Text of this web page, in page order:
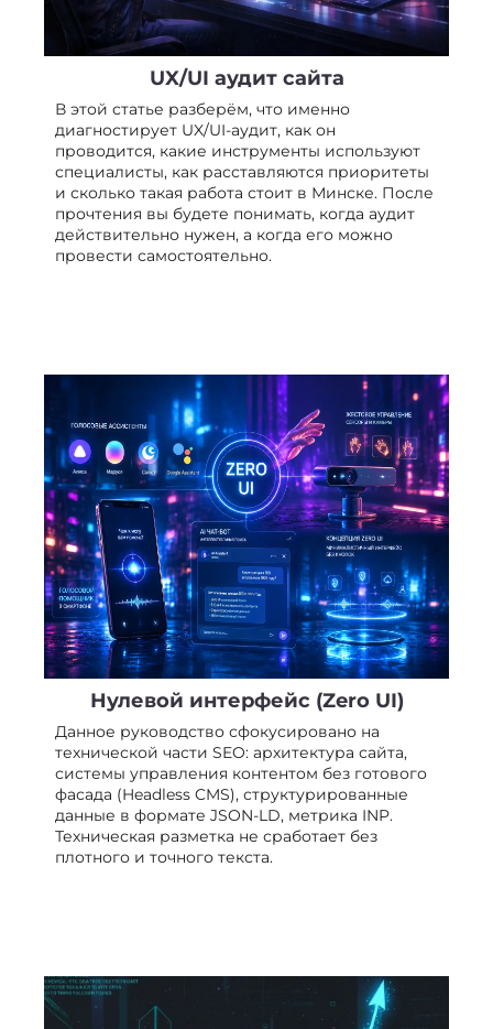
UX/UI аудит сайта
В этой статье разберём, что именно
диагностирует UX/UI-аудит, как он
проводится, какие инструменты используют
специалисты, как расставляются приоритеты
и сколько такая работа стоит в Минске. После
прочтения вы будете понимать, когда аудит
действительно нужен, а когда его можно
провести самостоятельно.
Нулевой интерфейс (Zero UI)
Данное руководство сфокусировано на
технической части SEO: архитектура сайта,
системы управления контентом без готового
фасада (Headless CMS), структурированные
данные в формате JSON-LD, метрика INP.
Техническая разметка не сработает без
плотного и точного текста.